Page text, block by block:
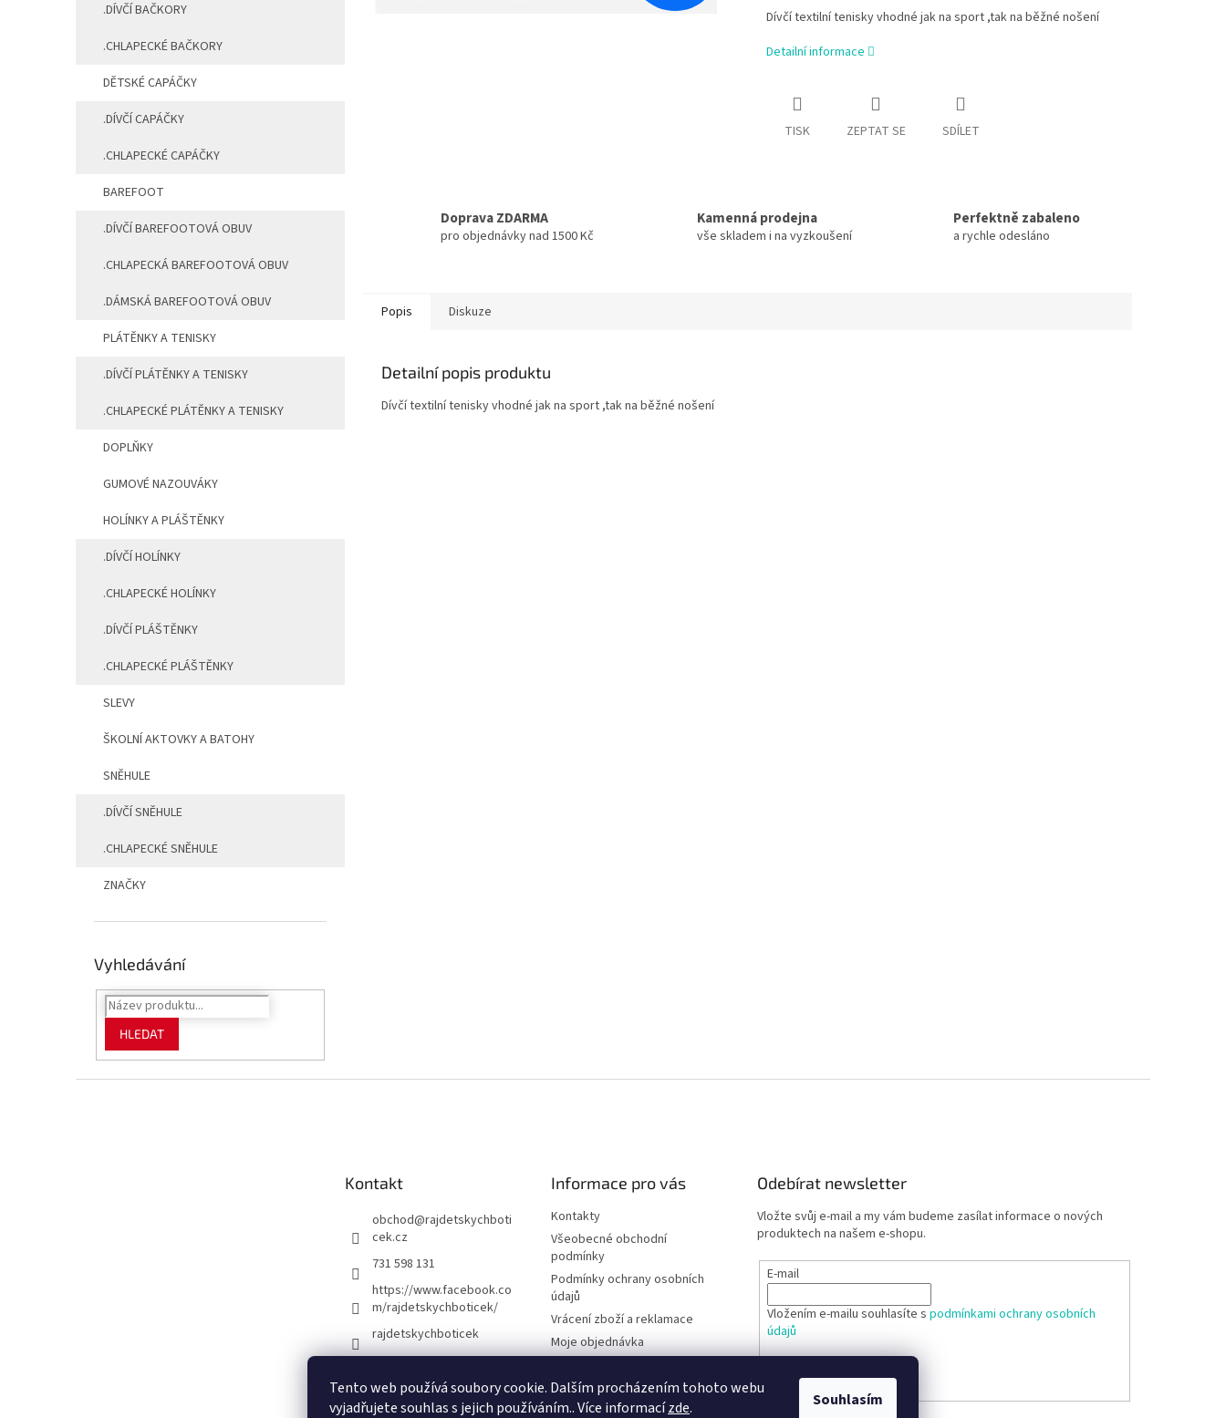
Tento web používá soubory cookie. Dalším procházením tohoto webu
vyjadřujete souhlas s jejich používáním.. Více informacízde. Souhlasím
.DÍVČÍ BAČKORY
.CHLAPECKÉ BAČKORY
DĚTSKÉ CAPÁČKY
.DÍVČÍ CAPÁČKY
.CHLAPECKÉ CAPÁČKY
BAREFOOT
.DÍVČÍ BAREFOOTOVÁ OBUV
.CHLAPECKÁ BAREFOOTOVÁ OBUV
.DÁMSKÁ BAREFOOTOVÁ OBUV
PLÁTĚNKY A TENISKY
.DÍVČÍ PLÁTĚNKY A TENISKY
.CHLAPECKÉ PLÁTĚNKY A TENISKY
DOPLŇKY
GUMOVÉ NAZOUVÁKY
HOLÍNKY A PLÁŠTĚNKY
.DÍVČÍ HOLÍNKY
.CHLAPECKÉ HOLÍNKY
.DÍVČÍ PLÁŠTĚNKY
.CHLAPECKÉ PLÁŠTĚNKY
SLEVY
ŠKOLNÍ AKTOVKY A BATOHY
SNĚHULE
.DÍVČÍ SNĚHULE
.CHLAPECKÉ SNĚHULE
ZNAČKY
Vyhledávání
HLEDAT
Dívčí textilní tenisky vhodné jak na sport ,tak na běžné nošení
Detailní informace
TISK ZEPTAT SE SDÍLET
Doprava ZDARMA
pro objednávky nad 1500 Kč
Kamenná prodejna
vše skladem i na vyzkoušení
Perfektně zabaleno
a rychle odesláno
Popis Diskuze
Detailní popis produktu
Dívčí textilní tenisky vhodné jak na sport ,tak na běžné nošení
Kontakt
obchod@rajdetskychboti
cek.cz
731 598 131
https://www.facebook.co
m/rajdetskychboticek/
rajdetskychboticek
Informace pro vás
Kontakty
Všeobecné obchodní
podmínky
Podmínky ochrany osobních
údajů
Vrácení zboží a reklamace
Moje objednávka
Barefoot obuv - Poradna
Odebírat newsletter
Vložte svůj e-mail a my vám budeme zasílat informace o nových
produktech na našem e-shopu.
E-mail
Vložením e-mailu souhlasíte spodmínkami ochrany osobních
údajů